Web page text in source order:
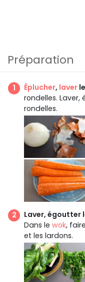
Préparation
Éplucher, laver
rondelles.
rondelles.
Laver, égoutter
Dans le wok, faire
et les lardons.